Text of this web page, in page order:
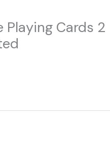
Playing Cards 2